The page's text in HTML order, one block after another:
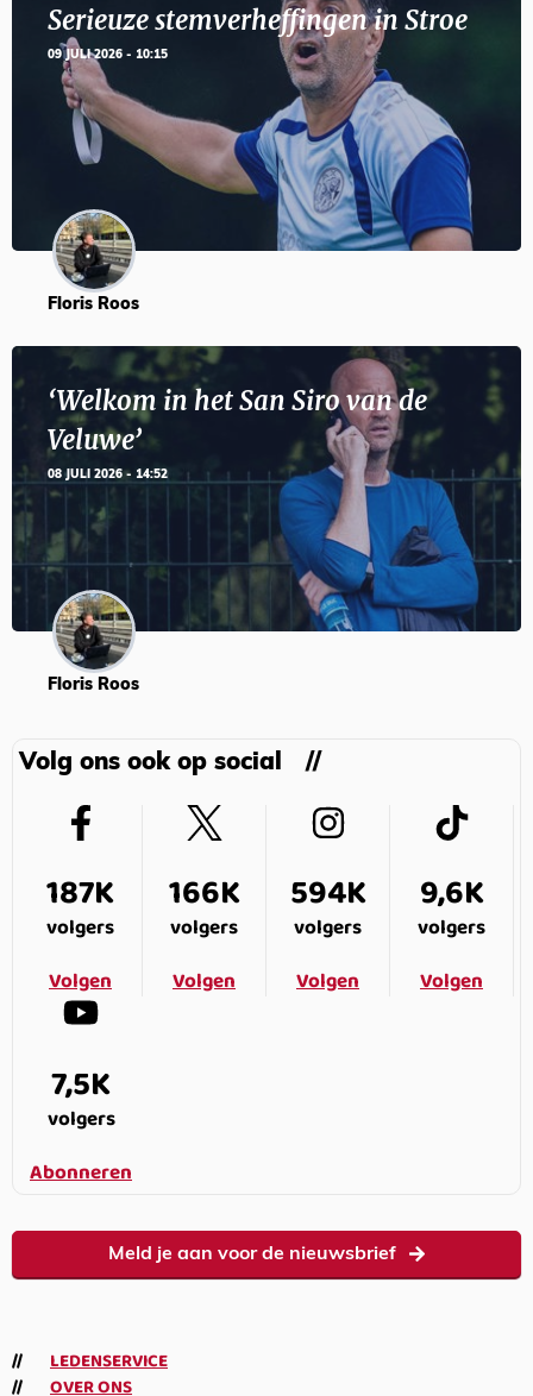
Serieuze stemverheffingen in Stroe
09 JULI 2026 - 10:15
Floris Roos
‘Welkom in het San Siro van de
Veluwe’
08 JULI 2026 - 14:52
Floris Roos
Volg ons ook op social
187K
volgers
Volgen
166K
volgers
Volgen
594K
volgers
Volgen
9,6K
volgers
Volgen
7,5K
volgers
Abonneren
Meld je aan voor de nieuwsbrief
LEDENSERVICE
OVER ONS